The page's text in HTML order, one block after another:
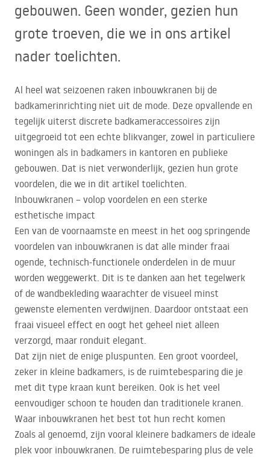
gebouwen. Geen wonder, gezien hun
grote troeven, die we in ons artikel
nader toelichten.
Al heel wat seizoenen raken inbouwkranen bij de
badkamerinrichting niet uit de mode. Deze opvallende en
tegelijk uiterst discrete badkameraccessoires zijn
uitgegroeid tot een echte blikvanger, zowel in particuliere
woningen als in badkamers in kantoren en publieke
gebouwen. Dat is niet verwonderlijk, gezien hun grote
voordelen, die we in dit artikel toelichten.
Inbouwkranen – volop voordelen en een sterke
esthetische impact
Een van de voornaamste en meest in het oog springende
voordelen van inbouwkranen is dat alle minder fraai
ogende, technisch-functionele onderdelen in de muur
worden weggewerkt. Dit is te danken aan het tegelwerk
of de wandbekleding waarachter de visueel minst
gewenste elementen verdwijnen. Daardoor ontstaat een
fraai visueel effect en oogt het geheel niet alleen
verzorgd, maar ronduit elegant.
Dat zijn niet de enige pluspunten. Een groot voordeel,
zeker in kleine badkamers, is de ruimtebesparing die je
met dit type kraan kunt bereiken. Ook is het veel
eenvoudiger schoon te houden dan traditionele kranen.
Waar inbouwkranen het best tot hun recht komen
Zoals al genoemd, zijn vooral kleinere badkamers de ideale
plek voor inbouwkranen. De ruimtebesparing plus de vele